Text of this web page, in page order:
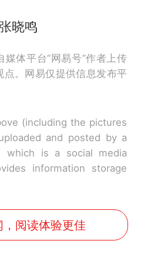
晓鸣
体平台“网易号”作者上传
点。网易仅提供信息发布平
(including the pictures
and posted by a
which is a social media
information storage
阅读体验更佳